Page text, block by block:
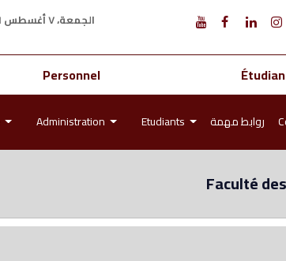
الجمعة، ٧ أغسطس ٢٠٢٦ م
Personnel
Administration Etudiants روابط مهمة
Faculté